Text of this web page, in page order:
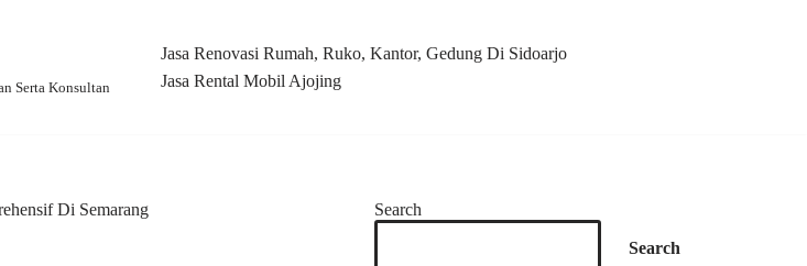
Serta Konsultan
Jasa Renovasi Rumah, Ruko, Kantor, Gedung Di Sidoarjo
Jasa Rental Mobil Ajojing
Di Semarang Search
Search